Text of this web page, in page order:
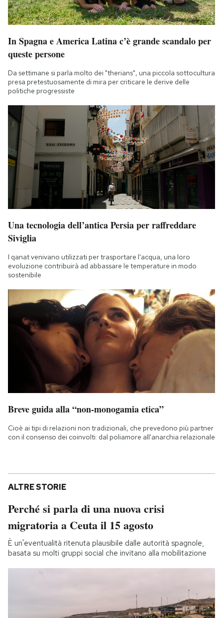
In Spagna e America Latina c’è grande scandalo per
queste persone
Da settimane si parla molto dei "therians", una piccola sottocultura
presa pretestuosamente di mira per criticare le derive delle
politiche progressiste
Una tecnologia dell’antica Persia per raffreddare
Siviglia
I qanat venivano utilizzati per trasportare l'acqua, una loro
evoluzione contribuirà ad abbassare le temperature in modo
sostenibile
Breve guida alla “non-monogamia etica”
Cioè ai tipi di relazioni non tradizionali, che prevedono più partner
con il consenso dei coinvolti: dal poliamore all'anarchia relazionale
ALTRE STORIE
Perché si parla di una nuova crisi
migratoria a Ceuta il 15 agosto
È un'eventualità ritenuta plausibile dalle autorità spagnole,
basata su molti gruppi social che invitano alla mobilitazione